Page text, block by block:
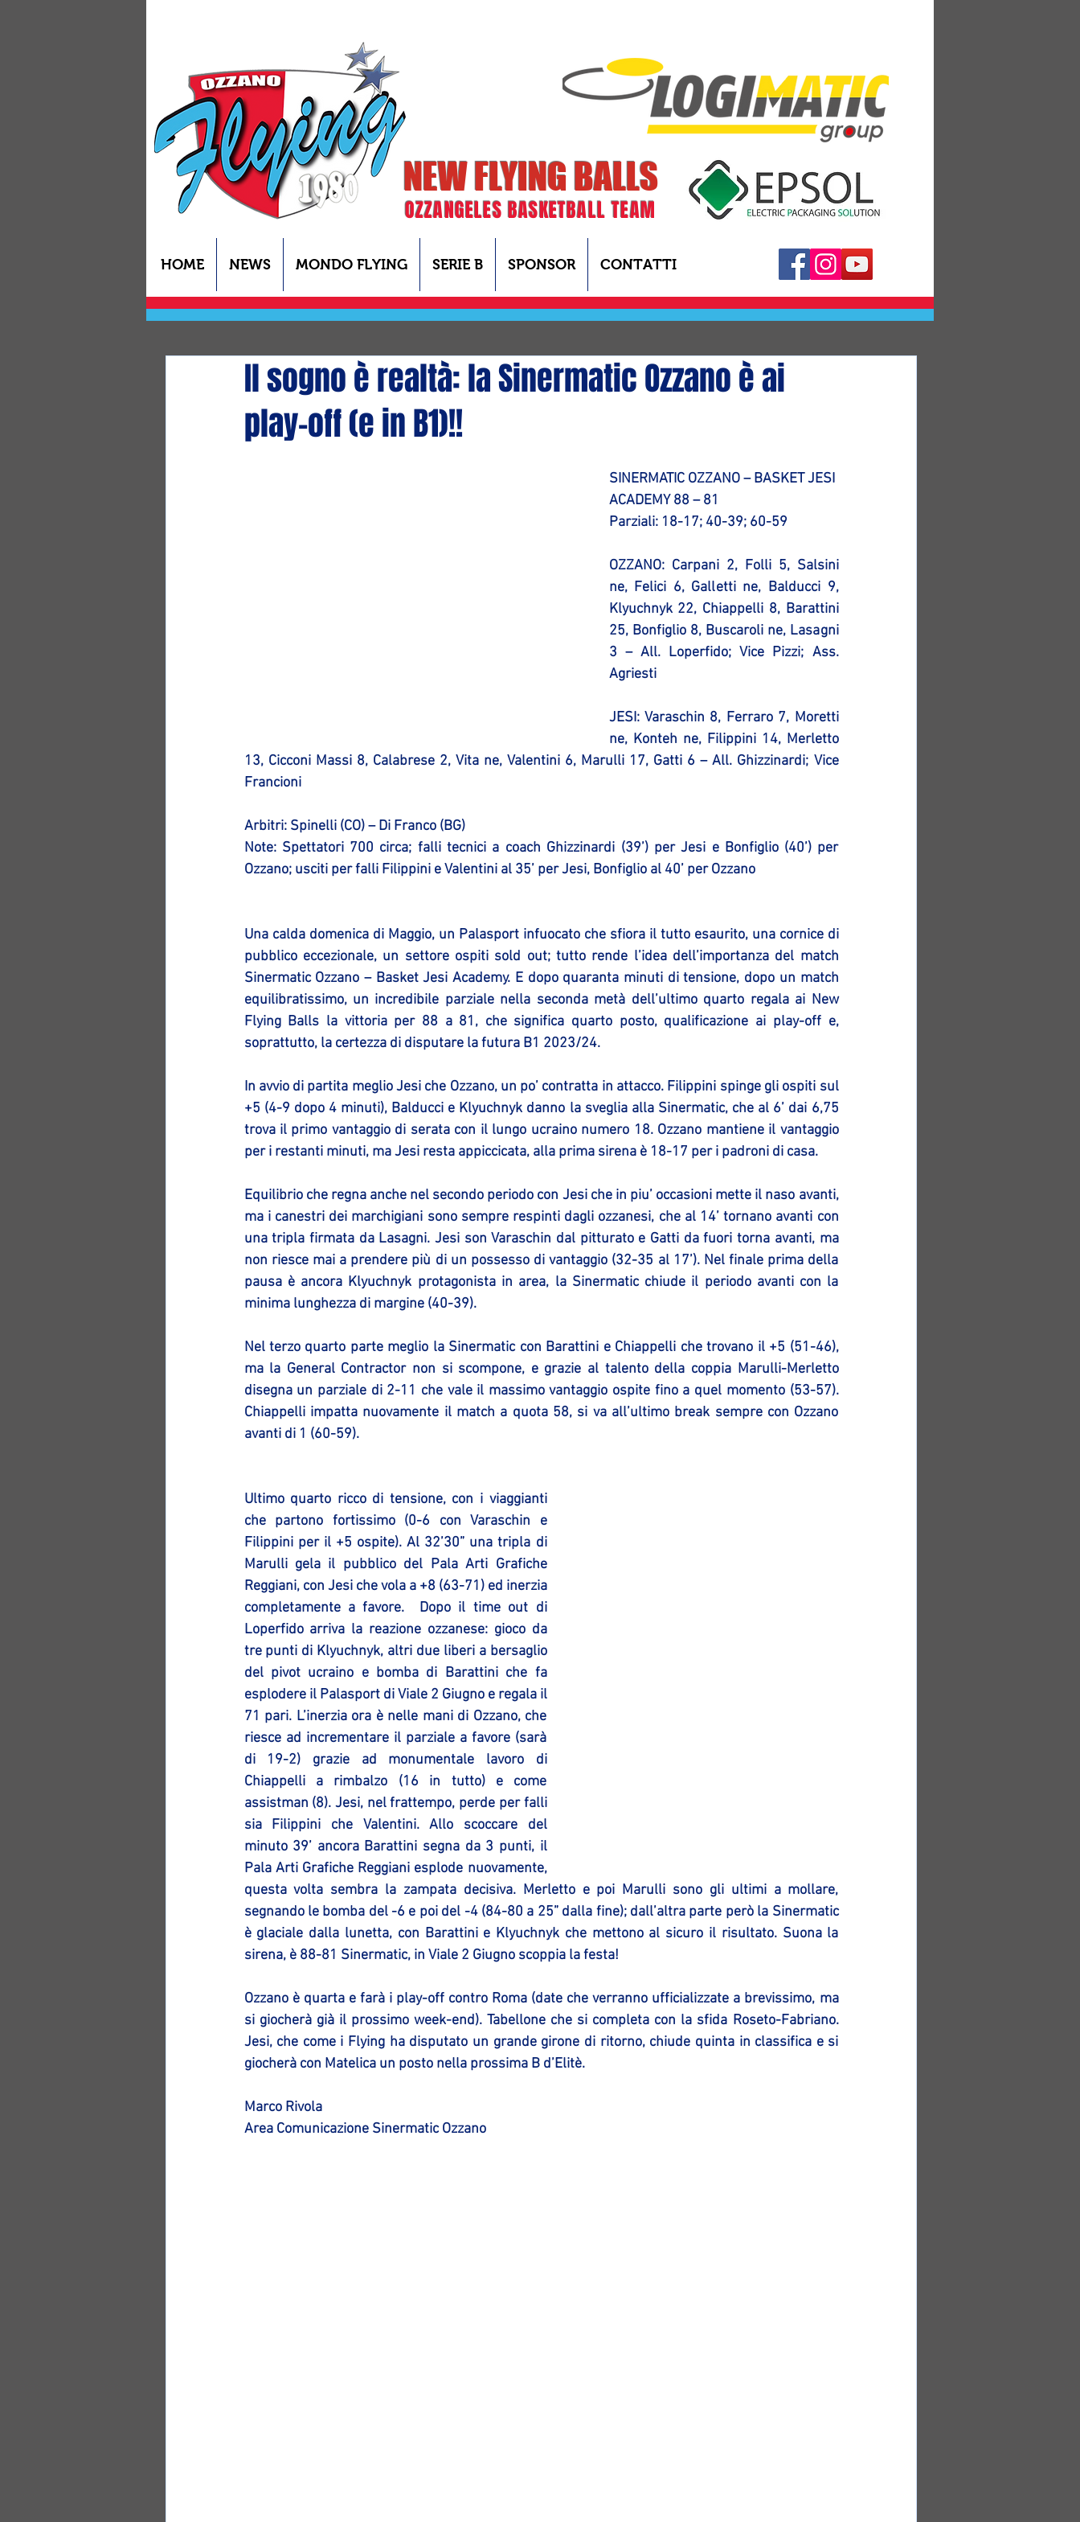
NEW FLYING BALLS
OZZANGELES BASKETBALL TEAM
HOME NEWS MONDO FLYING SERIE B SPONSOR CONTATTI
Il sogno è realtà: la Sinermatic Ozzano è ai
play-off (e in B1)!!
SINERMATIC OZZANO – BASKET JESI
ACADEMY 88 – 81
Parziali: 18-17; 40-39; 60-59
OZZANO: Carpani 2, Folli 5, Salsini
ne, Felici 6, Galletti ne, Balducci 9,
Klyuchnyk 22, Chiappelli 8, Barattini
25, Bonfiglio 8, Buscaroli ne, Lasagni
3 – All. Loperfido; Vice Pizzi; Ass.
Agriesti
JESI: Varaschin 8, Ferraro 7, Moretti
ne, Konteh ne, Filippini 14, Merletto
13, Cicconi Massi 8, Calabrese 2, Vita ne, Valentini 6, Marulli 17, Gatti 6 – All. Ghizzinardi; Vice
Francioni
Arbitri: Spinelli (CO) – Di Franco (BG)
Note: Spettatori 700 circa; falli tecnici a coach Ghizzinardi (39’) per Jesi e Bonfiglio (40’) per
Ozzano; usciti per falli Filippini e Valentini al 35’ per Jesi, Bonfiglio al 40’ per Ozzano
Una calda domenica di Maggio, un Palasport infuocato che sfiora il tutto esaurito, una cornice di
pubblico eccezionale, un settore ospiti sold out; tutto rende l’idea dell’importanza del match
Sinermatic Ozzano – Basket Jesi Academy. E dopo quaranta minuti di tensione, dopo un match
equilibratissimo, un incredibile parziale nella seconda metà dell’ultimo quarto regala ai New
Flying Balls la vittoria per 88 a 81, che significa quarto posto, qualificazione ai play-off e,
soprattutto, la certezza di disputare la futura B1 2023/24.
In avvio di partita meglio Jesi che Ozzano, un po’ contratta in attacco. Filippini spinge gli ospiti sul
+5 (4-9 dopo 4 minuti), Balducci e Klyuchnyk danno la sveglia alla Sinermatic, che al 6’ dai 6,75
trova il primo vantaggio di serata con il lungo ucraino numero 18. Ozzano mantiene il vantaggio
per i restanti minuti, ma Jesi resta appiccicata, alla prima sirena è 18-17 per i padroni di casa.
Equilibrio che regna anche nel secondo periodo con Jesi che in piu’ occasioni mette il naso avanti,
ma i canestri dei marchigiani sono sempre respinti dagli ozzanesi, che al 14’ tornano avanti con
una tripla firmata da Lasagni. Jesi son Varaschin dal pitturato e Gatti da fuori torna avanti, ma
non riesce mai a prendere più di un possesso di vantaggio (32-35 al 17’). Nel finale prima della
pausa è ancora Klyuchnyk protagonista in area, la Sinermatic chiude il periodo avanti con la
minima lunghezza di margine (40-39).
Nel terzo quarto parte meglio la Sinermatic con Barattini e Chiappelli che trovano il +5 (51-46),
ma la General Contractor non si scompone, e grazie al talento della coppia Marulli-Merletto
disegna un parziale di 2-11 che vale il massimo vantaggio ospite fino a quel momento (53-57).
Chiappelli impatta nuovamente il match a quota 58, si va all’ultimo break sempre con Ozzano
avanti di 1 (60-59).
Ultimo quarto ricco di tensione, con i viaggianti
che partono fortissimo (0-6 con Varaschin e
Filippini per il +5 ospite). Al 32’30” una tripla di
Marulli gela il pubblico del Pala Arti Grafiche
Reggiani, con Jesi che vola a +8 (63-71) ed inerzia
completamente a favore.  Dopo il time out di
Loperfido arriva la reazione ozzanese: gioco da
tre punti di Klyuchnyk, altri due liberi a bersaglio
del pivot ucraino e bomba di Barattini che fa
esplodere il Palasport di Viale 2 Giugno e regala il
71 pari. L’inerzia ora è nelle mani di Ozzano, che
riesce ad incrementare il parziale a favore (sarà
di 19-2) grazie ad monumentale lavoro di
Chiappelli a rimbalzo (16 in tutto) e come
assistman (8). Jesi, nel frattempo, perde per falli
sia Filippini che Valentini. Allo scoccare del
minuto 39’ ancora Barattini segna da 3 punti, il
Pala Arti Grafiche Reggiani esplode nuovamente,
questa volta sembra la zampata decisiva. Merletto e poi Marulli sono gli ultimi a mollare,
segnando le bomba del -6 e poi del -4 (84-80 a 25” dalla fine); dall’altra parte però la Sinermatic
è glaciale dalla lunetta, con Barattini e Klyuchnyk che mettono al sicuro il risultato. Suona la
sirena, è 88-81 Sinermatic, in Viale 2 Giugno scoppia la festa!
Ozzano è quarta e farà i play-off contro Roma (date che verranno ufficializzate a brevissimo, ma
si giocherà già il prossimo week-end). Tabellone che si completa con la sfida Roseto-Fabriano.
Jesi, che come i Flying ha disputato un grande girone di ritorno, chiude quinta in classifica e si
giocherà con Matelica un posto nella prossima B d’Elitè.
Marco Rivola
Area Comunicazione Sinermatic Ozzano